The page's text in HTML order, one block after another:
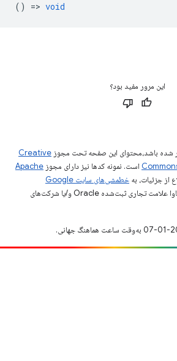
() => void
این مرور مفید بود؟
شده باشد،‌محتوای این صفحه تحت مجوز Creative
است. نمونه کدها نیز دارای مجوز Apache
از جزئیات، به
خطمشی‌های سایت Google
مراجعه کنید. جاوا علامت تجاری ثبت‌شده Oracle و/یا شرکت‌های